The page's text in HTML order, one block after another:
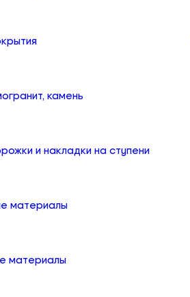
камень
и накладки на ступени
материалы
материалы